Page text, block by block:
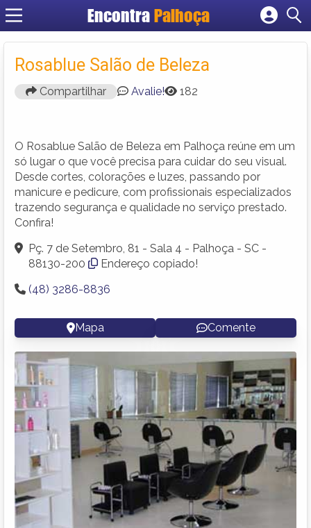
EncontraPalhoça
Cadastrar empresa
Criar conta
Rosablue Salão de Beleza
Compartilhar Avalie! 182
O Rosablue Salão de Beleza em Palhoça reúne em um
só lugar o que você precisa para cuidar do seu visual.
Desde cortes, colorações e luzes, passando por
manicure e pedicure, com profissionais especializados
trazendo segurança e qualidade no serviço prestado.
Confira!
Pç. 7 de Setembro, 81 - Sala 4 - Palhoça - SC -
88130-200
Endereço copiado!
(48) 3286-8836
Mapa Comente